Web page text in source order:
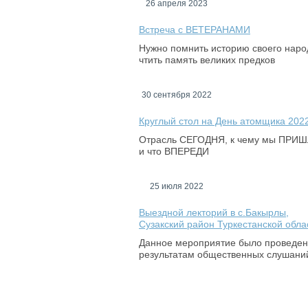
26 апреля 2023
Встреча с ВЕТЕРАНАМИ
Нужно помнить историю своего
чтить память великих предков
30 сентября 2022
Круглый стол на День атомщика
Отрасль СЕГОДНЯ, к чему мы
и что ВПЕРЕДИ
25 июля 2022
Выездной лекторий в с.Бакырлы,
Сузакский район Туркестанской
Данное мероприятие было
результатам общественных